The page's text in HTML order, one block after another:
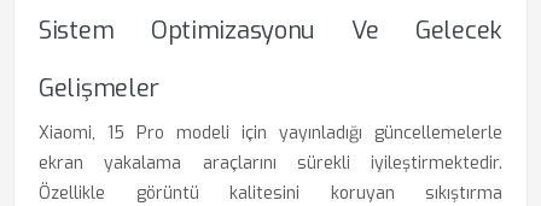
Sistem Optimizasyonu Ve Gelecek
Gelişmeler
Xiaomi, 15 Pro modeli için yayınladığı güncellemelerle
ekran yakalama araçlarını sürekli iyileştirmektedir.
Özellikle görüntü kalitesini koruyan sıkıştırma